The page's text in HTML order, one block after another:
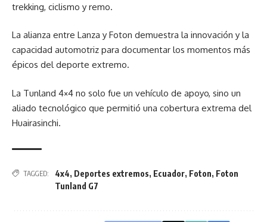
trekking, ciclismo y remo.
La alianza entre Lanza y Foton demuestra la innovación y la
capacidad automotriz para documentar los momentos más
épicos del deporte extremo.
La Tunland 4×4 no solo fue un vehículo de apoyo, sino un
aliado tecnológico que permitió una cobertura extrema del
Huairasinchi.
TAGGED: 4x4, Deportes extremos, Ecuador, Foton, Foton
Tunland G7